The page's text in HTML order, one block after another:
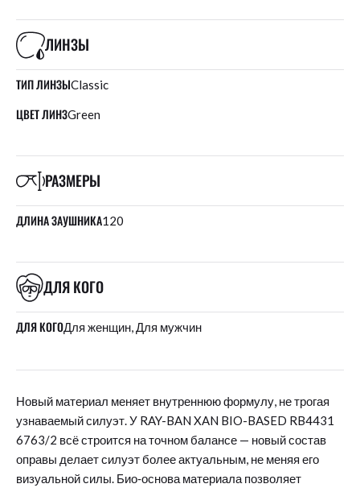
ЛИНЗЫ
ТИП ЛИНЗЫClassic
ЦВЕТ ЛИНЗGreen
РАЗМЕРЫ
ДЛИНА ЗАУШНИКА120
ДЛЯ КОГО
ДЛЯ КОГОДля женщин, Для мужчин
Новый материал меняет внутреннюю формулу, не трогая
узнаваемый силуэт. У RAY-BAN XAN BIO-BASED RB4431
6763/2 всё строится на точном балансе — новый состав
оправы делает силуэт более актуальным, не меняя его
визуальной силы. Био‑основа материала позволяет